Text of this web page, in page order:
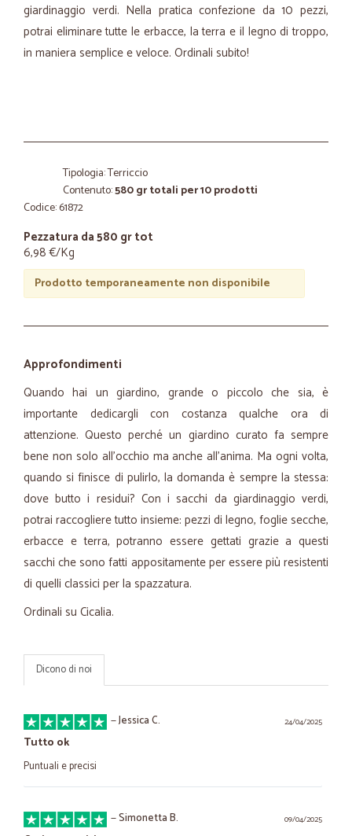
giardinaggio verdi. Nella pratica confezione da 10 pezzi,
potrai eliminare tutte le erbacce, la terra e il legno di troppo,
in maniera semplice e veloce. Ordinali subito!
Tipologia: Terriccio
Contenuto:580 gr totali per 10 prodotti
Codice: 61872
Pezzatura da 580 gr tot
6,98 €/Kg
Prodotto temporaneamente non disponibile
Approfondimenti
Quando hai un giardino, grande o piccolo che sia, è
importante dedicargli con costanza qualche ora di
attenzione. Questo perché un giardino curato fa sempre
bene non solo all’occhio ma anche all’anima. Ma ogni volta,
quando si finisce di pulirlo, la domanda è sempre la stessa:
dove butto i residui? Con i sacchi da giardinaggio verdi,
potrai raccogliere tutto insieme: pezzi di legno, foglie secche,
erbacce e terra, potranno essere gettati grazie a questi
sacchi che sono fatti appositamente per essere più resistenti
di quelli classici per la spazzatura.
Ordinali su Cicalia.
Dicono di noi
24/04/2025
—Jessica C.
Tutto ok
Puntuali e precisi
09/04/2025
—Simonetta B.